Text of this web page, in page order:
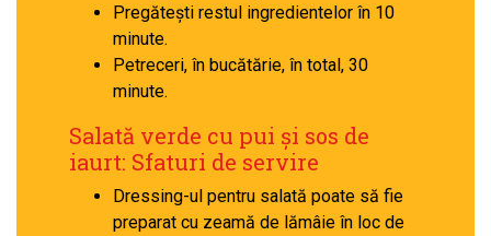
Pregătești restul ingredientelor în 10
minute.
Petreceri, în bucătărie, în total, 30
minute.
Salată verde cu pui și sos de
iaurt: Sfaturi de servire
Dressing-ul pentru salată poate să fie
preparat cu zeamă de lămâie în loc de